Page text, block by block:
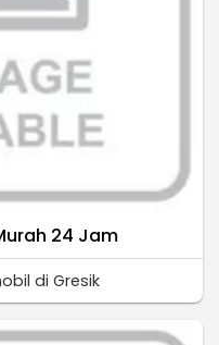
24 Jam
di Gresik